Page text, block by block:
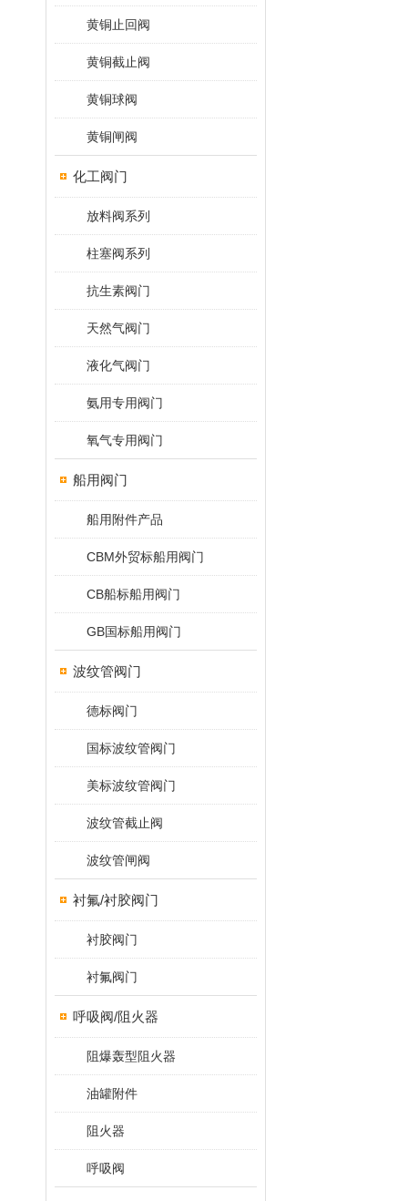
黄铜止回阀
黄铜截止阀
黄铜球阀
黄铜闸阀
化工阀门
放料阀系列
柱塞阀系列
抗生素阀门
天然气阀门
液化气阀门
氨用专用阀门
氧气专用阀门
船用阀门
船用附件产品
CBM外贸标船用阀门
CB船标船用阀门
GB国标船用阀门
波纹管阀门
德标阀门
国标波纹管阀门
美标波纹管阀门
波纹管截止阀
波纹管闸阀
衬氟/衬胶阀门
衬胶阀门
衬氟阀门
呼吸阀/阻火器
阻爆轰型阻火器
油罐附件
阻火器
呼吸阀